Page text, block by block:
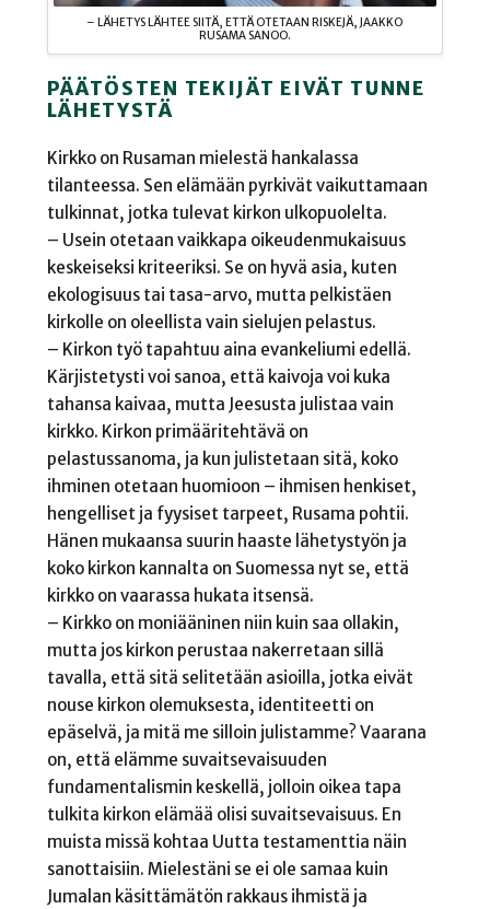
– LÄHETYS LÄHTEE SIITÄ, ETTÄ OTETAAN RISKEJÄ, JAAKKO
RUSAMA SANOO.
PÄÄTÖSTEN TEKIJÄT EIVÄT TUNNE
LÄHETYSTÄ
Kirkko on Rusaman mielestä hankalassa
tilanteessa. Sen elämään pyrkivät vaikuttamaan
tulkinnat, jotka tulevat kirkon ulkopuolelta.
– Usein otetaan vaikkapa oikeudenmukaisuus
keskeiseksi kriteeriksi. Se on hyvä asia, kuten
ekologisuus tai tasa-arvo, mutta pelkistäen
kirkolle on oleellista vain sielujen pelastus.
– Kirkon työ tapahtuu aina evankeliumi edellä.
Kärjistetysti voi sanoa, että kaivoja voi kuka
tahansa kaivaa, mutta Jeesusta julistaa vain
kirkko. Kirkon primääritehtävä on
pelastussanoma, ja kun julistetaan sitä, koko
ihminen otetaan huomioon – ihmisen henkiset,
hengelliset ja fyysiset tarpeet, Rusama pohtii.
Hänen mukaansa suurin haaste lähetystyön ja
koko kirkon kannalta on Suomessa nyt se, että
kirkko on vaarassa hukata itsensä.
– Kirkko on moniääninen niin kuin saa ollakin,
mutta jos kirkon perustaa nakerretaan sillä
tavalla, että sitä selitetään asioilla, jotka eivät
nouse kirkon olemuksesta, identiteetti on
epäselvä, ja mitä me silloin julistamme? Vaarana
on, että elämme suvaitsevaisuuden
fundamentalismin keskellä, jolloin oikea tapa
tulkita kirkon elämää olisi suvaitsevaisuus. En
muista missä kohtaa Uutta testamenttia näin
sanottaisiin. Mielestäni se ei ole samaa kuin
Jumalan käsittämätön rakkaus ihmistä ja